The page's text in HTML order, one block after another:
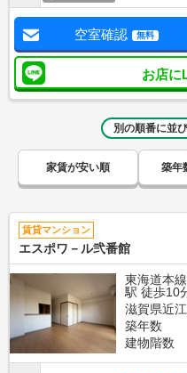
空室確認 無料
お店に
別の順番に並
家賃が安い順 築年
賃貸マンション
エスポワ－ル弐番館
東海道本
駅 徒歩10
滋賀県近
築年数
建物階数